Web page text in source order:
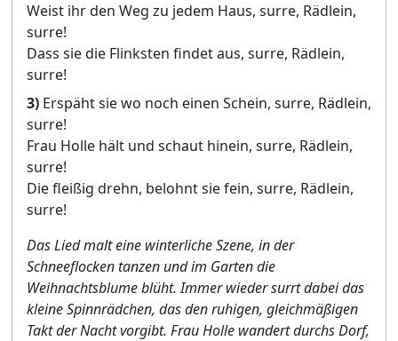
Weist ihr den Weg zu jedem Haus, surre, Rädlein,
surre!
Dass sie die Flinksten findet aus, surre, Rädlein,
surre!
3) Erspäht sie wo noch einen Schein, surre, Rädlein,
surre!
Frau Holle hält und schaut hinein, surre, Rädlein,
surre!
Die fleißig drehn, belohnt sie fein, surre, Rädlein,
surre!
Das Lied malt eine winterliche Szene, in der
Schneeflocken tanzen und im Garten die
Weihnachtsblume blüht. Immer wieder surrt dabei das
kleine Spinnrädchen, das den ruhigen, gleichmäßigen
Takt der Nacht vorgibt. Frau Holle wandert durchs Dorf,